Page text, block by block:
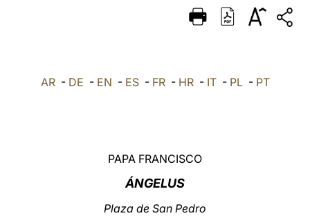
DEUTSCH
العربيّة AR- DE - EN - ES- FR- HR- IT- PL- PT
PAPA FRANCISCO
ÁNGELUS
Plaza de San Pedro